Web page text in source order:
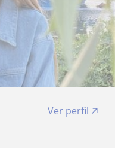
Ver perfil